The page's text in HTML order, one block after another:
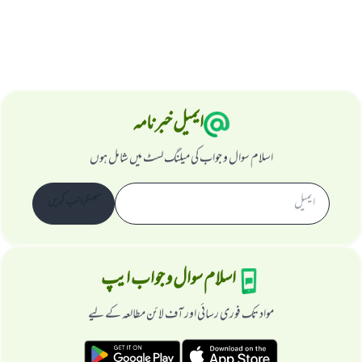
ایمیل خبرنامہ
اسلام سوال و جواب کی میلنگ لسٹ میں شامل ہوں
اسلام سوال و جواب ایپ
مواد تک فوری رسائی اور آف لائن مطالعہ کے لیے